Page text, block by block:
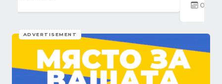
ADVERTISEMENT